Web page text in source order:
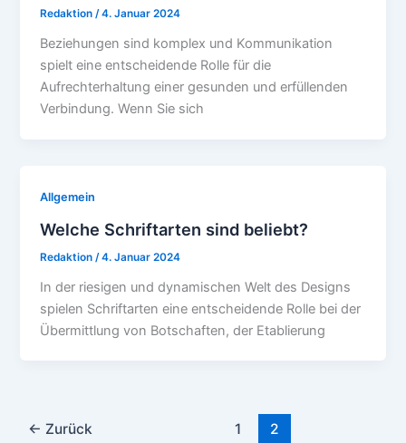
Redaktion/4. Januar 2024
Beziehungen sind komplex und Kommunikation
spielt eine entscheidende Rolle für die
Aufrechterhaltung einer gesunden und erfüllenden
Verbindung. Wenn Sie sich
Allgemein
Welche Schriftarten sind beliebt?
Redaktion /4. Januar 2024
In der riesigen und dynamischen Welt des Designs
spielen Schriftarten eine entscheidende Rolle bei der
Übermittlung von Botschaften, der Etablierung
← Zurück 1 2